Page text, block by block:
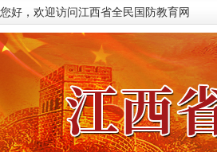
您好，欢迎访问江西省全民国防教育网